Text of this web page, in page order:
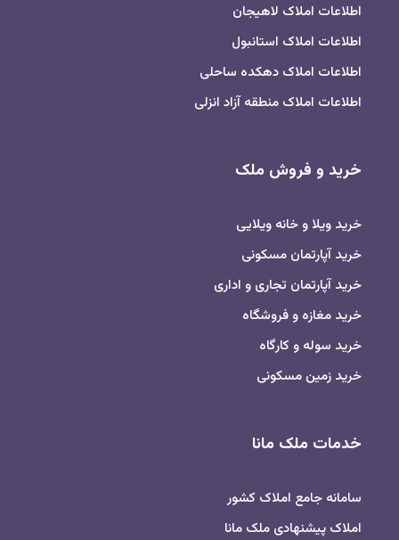
اطلاعات املاک لاهیجان
اطلاعات املاک استانبول
اطلاعات املاک دهکده ساحلی
اطلاعات املاک منطقه آزاد انزلی
خرید و فروش ملک
خرید ویلا و خانه ویلایی
خرید آپارتمان مسکونی
خرید آپارتمان تجاری و اداری
خرید مغازه و فروشگاه
خرید سوله و کارگاه
خرید زمین مسکونی
خدمات ملک مانا
سامانه جامع املاک کشور
املاک پیشنهادی ملک مانا